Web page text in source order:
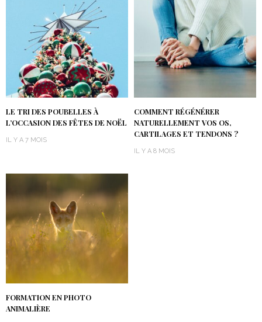
LE TRI DES POUBELLES À
L’OCCASION DES FÊTES DE NOËL
IL Y A 7 MOIS
COMMENT RÉGÉNÉRER
NATURELLEMENT VOS OS,
CARTILAGES ET TENDONS ?
IL Y A 8 MOIS
FORMATION EN PHOTO
ANIMALIÈRE